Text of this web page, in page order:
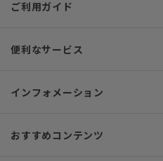
ご利用ガイド
便利なサービス
インフォメーション
おすすめコンテンツ